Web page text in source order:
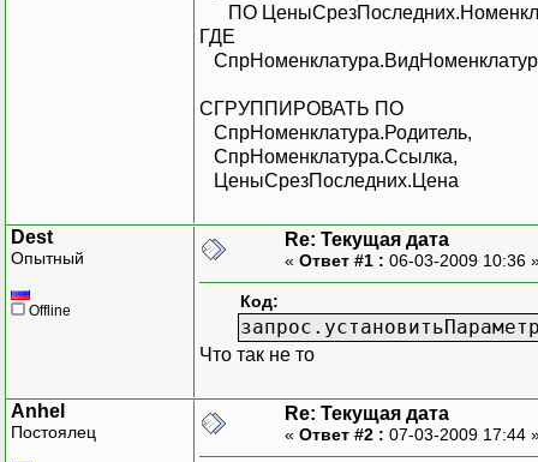
ПО
ГДЕ
СГРУППИРОВАТЬ ПО
СпрНоменклатура.Родитель,
СпрНоменклатура.Ссылка,
ЦеныСрезПоследних.Цена
Dest
Опытный
Offline
Re: Текущая дата
« Ответ #1 : 06-03-2009 10:36
Код:
Что так не то
Anhel
Постоялец
Re: Текущая дата
« Ответ #2 : 07-03-2009 17:44